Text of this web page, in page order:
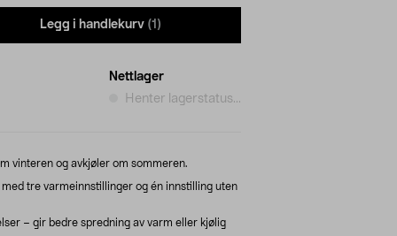
Legg i handlekurv (1)
Nettlager
Henter lagerstatus...
vinteren og avkjøler om sommeren.
tre varmeinnstillinger og én innstilling uten
– gir bedre spredning av varm eller kjølig